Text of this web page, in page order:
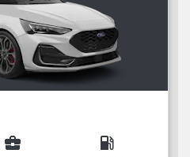
business_center local_gas_station